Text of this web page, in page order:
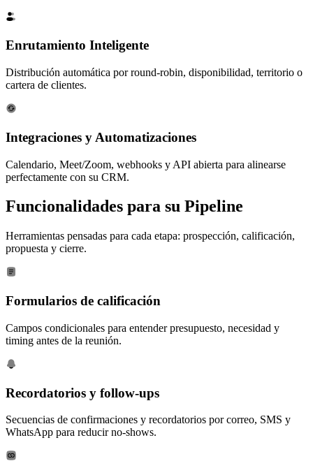
Enrutamiento Inteligente
Distribución automática por round-robin, disponibilidad, territorio o
cartera de clientes.
Integraciones y Automatizaciones
Calendario, Meet/Zoom, webhooks y API abierta para alinearse
perfectamente con su CRM.
Funcionalidades para su Pipeline
Herramientas pensadas para cada etapa: prospección, calificación,
propuesta y cierre.
Formularios de calificación
Campos condicionales para entender presupuesto, necesidad y
timing antes de la reunión.
Recordatorios y follow-ups
Secuencias de confirmaciones y recordatorios por correo, SMS y
WhatsApp para reducir no-shows.